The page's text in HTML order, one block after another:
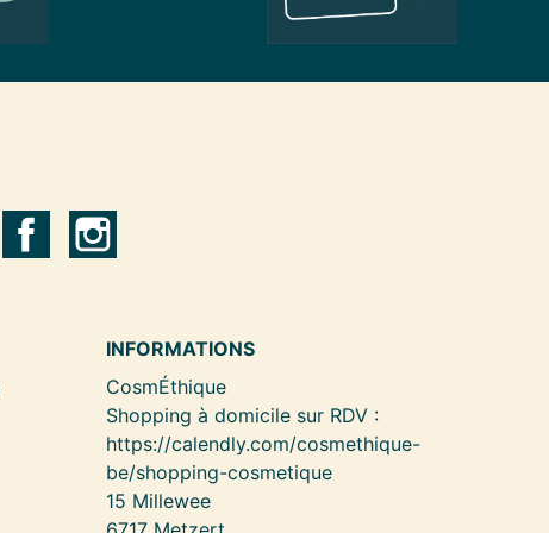
INFORMATIONS
CosmÉthique
Shopping à domicile sur RDV :
https://calendly.com/cosmethique-
be/shopping-cosmetique
15 Millewee